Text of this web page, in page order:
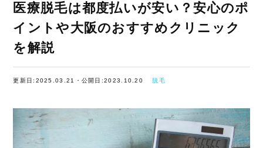
医療脱毛は都度払いが安い？安心のポ
イントや大阪のおすすめクリニック
を解説
更新日:2025.03.21・公開日:2023.10.20 脱毛